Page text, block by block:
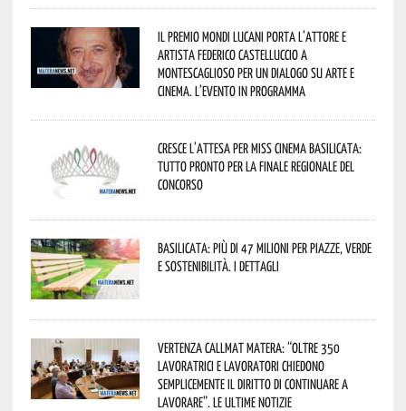
Il Premio Mondi Lucani porta l’attore e
artista Federico Castelluccio a
Montescaglioso per un dialogo su arte e
cinema. L’evento in programma
Cresce l’attesa per Miss Cinema Basilicata:
tutto pronto per la finale regionale del
concorso
Basilicata: più di 47 milioni per piazze, verde
e sostenibilità. I dettagli
Vertenza CallMat Matera: “Oltre 350
lavoratrici e lavoratori chiedono
semplicemente il diritto di continuare a
lavorare”. Le ultime notizie